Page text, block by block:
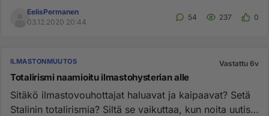
EelisPermanen
03.12.2020 20:44
54 237 0
ILMASTONMUUTOS Vastattu 6v
Totalirismi naamioitu ilmastohysterian alle
Sitäkö ilmastovouhottajat haluavat ja kaipaavat? Setä
Stalinin totalirismia? Siltä se vaikuttaa, kun noita uutisia